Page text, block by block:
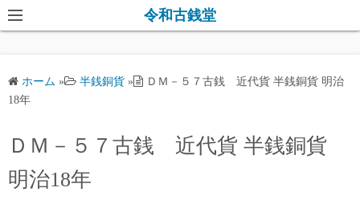
コ
ン
ツ
ッ
令和古銭堂
ホーム » 半銭銅貨 »
ＤＭ－５７古銭 近代貨 半銭銅貨 明治
18年
ＤＭ－５７古銭 近代貨 半銭銅貨
明治18年